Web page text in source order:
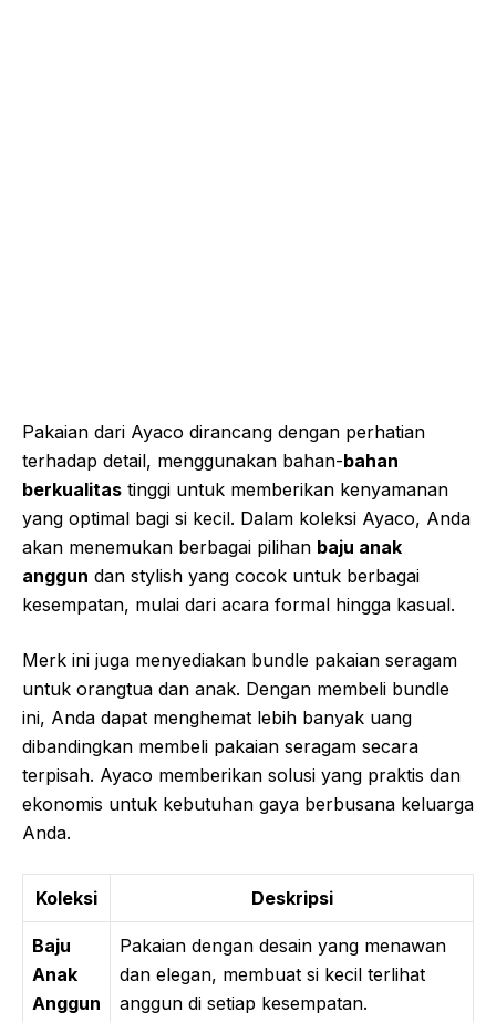
Pakaian dari Ayaco dirancang dengan perhatian
terhadap detail, menggunakan bahan-bahan
berkualitas tinggi untuk memberikan kenyamanan
yang optimal bagi si kecil. Dalam koleksi Ayaco, Anda
akan menemukan berbagai pilihan baju anak
anggun dan stylish yang cocok untuk berbagai
kesempatan, mulai dari acara formal hingga kasual.
Merk ini juga menyediakan bundle pakaian seragam
untuk orangtua dan anak. Dengan membeli bundle
ini, Anda dapat menghemat lebih banyak uang
dibandingkan membeli pakaian seragam secara
terpisah. Ayaco memberikan solusi yang praktis dan
ekonomis untuk kebutuhan gaya berbusana keluarga
Anda.
Koleksi Deskripsi
Baju
Anak
Anggun
Pakaian dengan desain yang menawan
dan elegan, membuat si kecil terlihat
anggun di setiap kesempatan.